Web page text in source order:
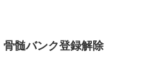
骨髄バンク登録解除